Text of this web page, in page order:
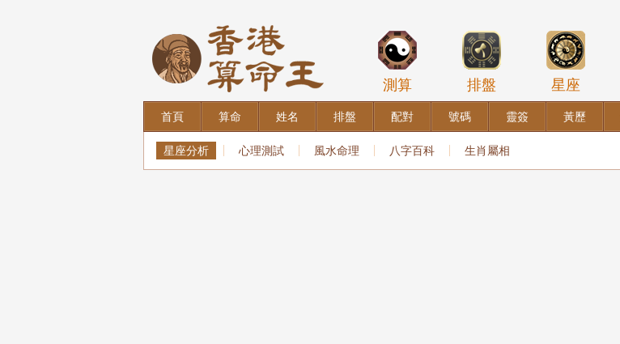
測算 排盤 星座
首頁 算命 姓名 排盤 配對 號碼 靈簽 黃歷
星座分析 心理測試 風水命理 八字百科 生肖屬相